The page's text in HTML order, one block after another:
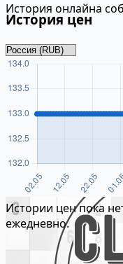
История онлайна
История цен
Истории цен пока
ежедневно.